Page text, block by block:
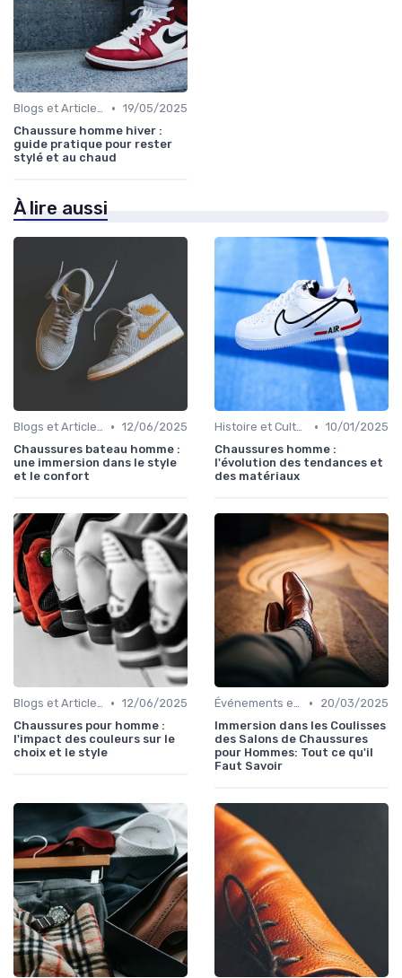
Blogs et Articles de Mode • 19/05/2025
Chaussure homme hiver :
guide pratique pour rester
stylé et au chaud
À lire aussi
Blogs et Articles de Mode • 12/06/2025
Chaussures bateau homme :
une immersion dans le style
et le confort
Histoire et Culture de la Chaussure • 10/01/2025
Chaussures homme :
l'évolution des tendances et
des matériaux
Blogs et Articles de Mode • 12/06/2025
Chaussures pour homme :
l'impact des couleurs sur le
choix et le style
Événements et Salons de la Chaussure •
20/03/2025
Immersion dans les Coulisses
des Salons de Chaussures
pour Hommes: Tout ce qu'il
Faut Savoir